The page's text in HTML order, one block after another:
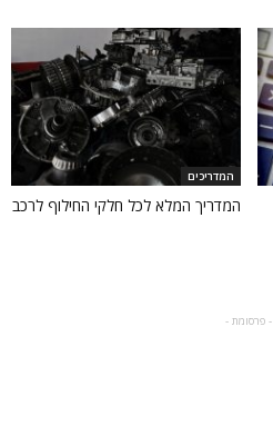
המדריכים
המדריך המלא לכל חלקי החילוף לרכב
- פרסומת -